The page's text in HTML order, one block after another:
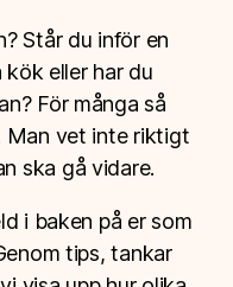
Står du inför en
eller har du
För många så
Man vet inte riktigt
ska gå vidare.
i baken på er som
tips, tankar